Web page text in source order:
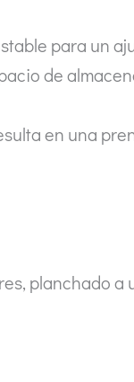
para un
de
en una
planchado